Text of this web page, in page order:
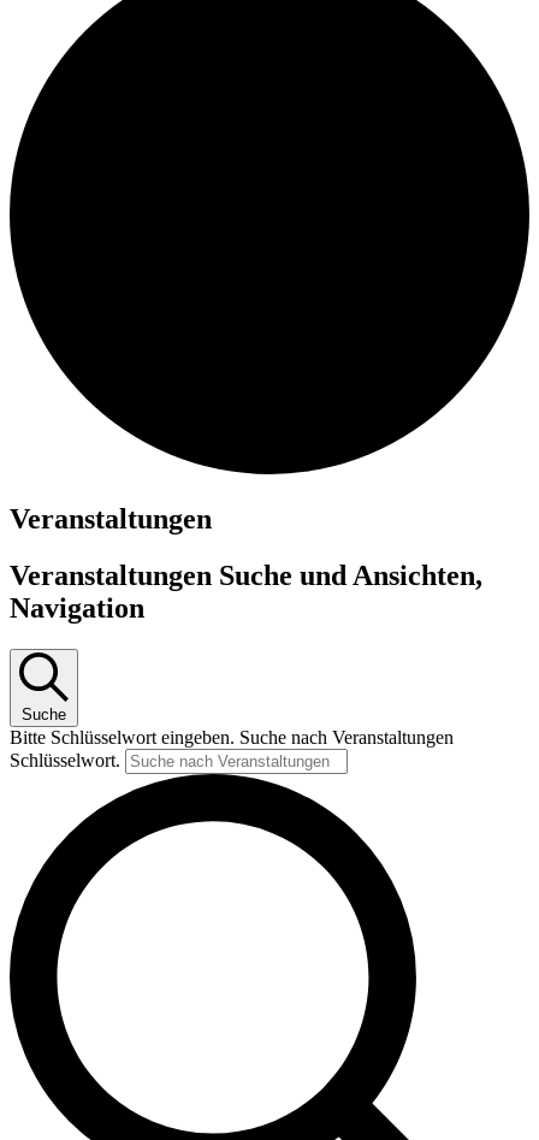
Veranstaltungen
Veranstaltungen Suche und Ansichten,
Navigation
Suche
Bitte Schlüsselwort eingeben. Suche nach Veranstaltungen
Schlüsselwort.